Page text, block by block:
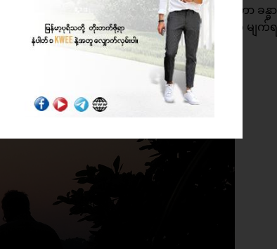
ဆိုတတ်ကြပါတယ်။ တကယ်တမ်းက ငိုကြွေးခြင်းဟာ ခန္
ဖိအားဒဏ်ရာကြောင့် ထွက်ရှိလာတဲ့ ဟော်မုန်းတွေ မျ
ဓာကိုယ်ထဲကနေ အပြင်ကိုထွက်ရှိသွားပါလိမ့်မယ်။
ပထမဆုံးလုပ်ရမှာက အားပါးတရငိုလိုက်ဖို့ပါပဲ။